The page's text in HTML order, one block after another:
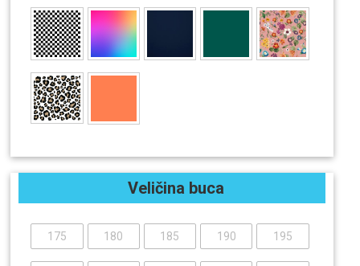
Veličina buca
175 180 185 190 195